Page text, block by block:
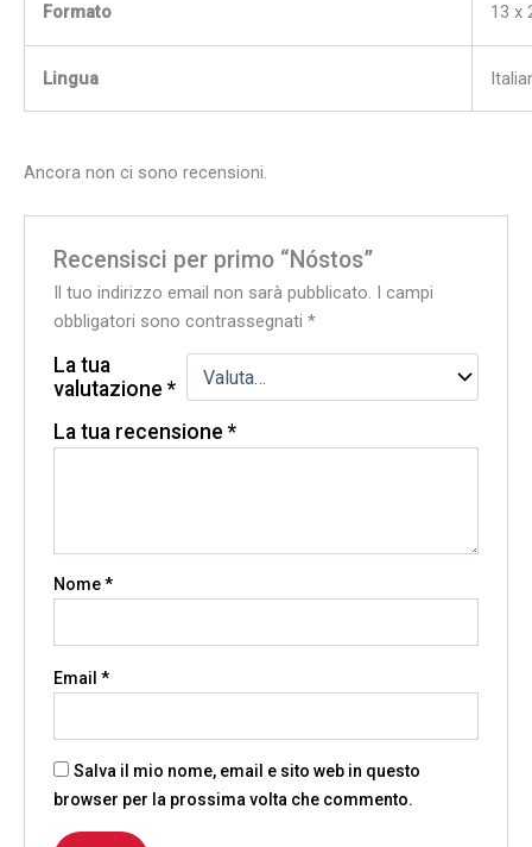
Formato 13 x
Lingua
Ancora non ci sono recensioni.
Recensisci per primo “Nóstos”
Il tuo indirizzo email non sarà pubblicato. I campi
obbligatori sono contrassegnati*
La tua
valutazione*
La tua recensione*
Nome*
Email*
Salva il mio nome, email e sito web in questo
browser per la prossima volta che commento.